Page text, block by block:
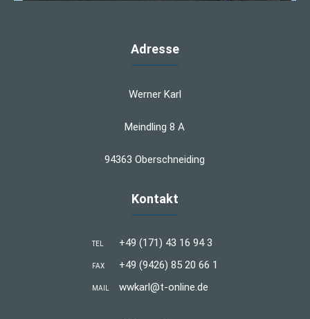
Adresse
Werner Karl
Meindling 8 A
94363 Oberschneiding
Kontakt
TEL +49 (171) 43 16 94 3
FAX +49 (9426) 85 20 66 1
MAIL wwkarl@t-online.de